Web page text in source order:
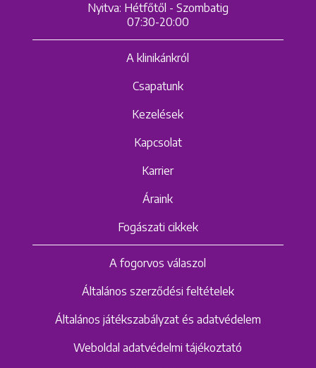
Nyitva: Hétfőtől - Szombatig
07:30-20:00
A klinikánkról
Csapatunk
Kezelések
Kapcsolat
Karrier
Áraink
Fogászati cikkek
A fogorvos válaszol
Általános szerződési feltételek
Általános játékszabályzat és adatvédelem
Weboldal adatvédelmi tájékoztató